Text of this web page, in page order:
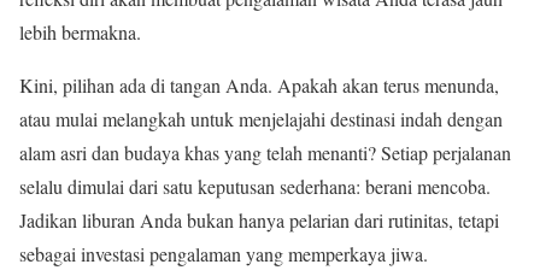
lebih bermakna.
Kini, pilihan ada di tangan Anda. Apakah akan terus menunda,
atau mulai melangkah untuk menjelajahi destinasi indah dengan
alam asri dan budaya khas yang telah menanti? Setiap perjalanan
selalu dimulai dari satu keputusan sederhana: berani mencoba.
Jadikan liburan Anda bukan hanya pelarian dari rutinitas, tetapi
sebagai investasi pengalaman yang memperkaya jiwa.